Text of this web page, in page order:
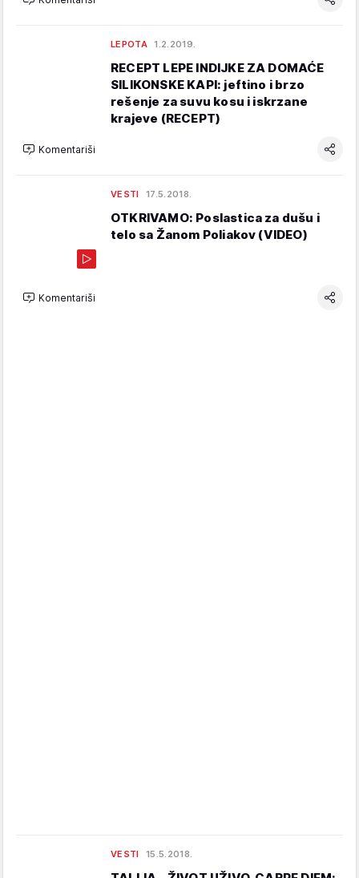
LEPOTA 1.2.2019.
RECEPT LEPE INDIJKE ZA DOMAĆE
SILIKONSKE KAPI: jeftino i brzo
rešenje za suvu kosu i iskrzane
krajeve (RECEPT)
Komentariši
VESTI 17.5.2018.
OTKRIVAMO: Poslastica za dušu i
telo sa Žanom Poliakov (VIDEO)
Komentariši
VESTI 15.5.2018.